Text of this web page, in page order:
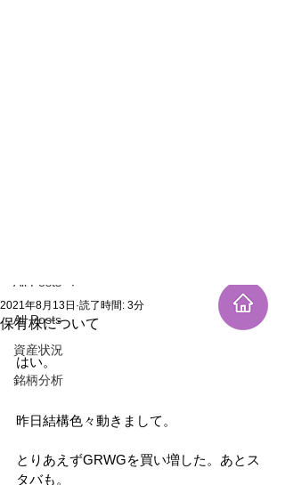
All Posts
資産状況
銘柄分析
All Posts
保有株について
2021年8月13日 読了時間: 3分
はい。
昨日結構色々動きまして。
とりあえずGRWGを買い増した。あとス
タバも。